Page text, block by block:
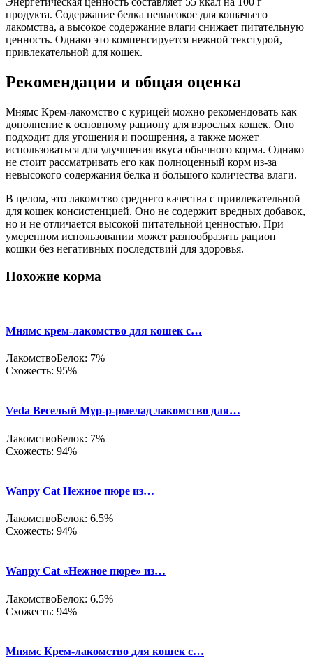
продукта. Содержание белка невысокое для кошачьего
лакомства, а высокое содержание влаги снижает питательную
ценность. Однако это компенсируется нежной текстурой,
привлекательной для кошек.
Рекомендации и общая оценка
Мнямс Крем-лакомство с курицей можно рекомендовать как
дополнение к основному рациону для взрослых кошек. Оно
подходит для угощения и поощрения, а также может
использоваться для улучшения вкуса обычного корма. Однако
не стоит рассматривать его как полноценный корм из-за
невысокого содержания белка и большого количества влаги.
В целом, это лакомство среднего качества с привлекательной
для кошек консистенцией. Оно не содержит вредных добавок,
но и не отличается высокой питательной ценностью. При
умеренном использовании может разнообразить рацион
кошки без негативных последствий для здоровья.
Похожие корма
Мнямс крем-лакомство для кошек с…
ЛакомствоБелок: 7%
Схожесть: 95%
Veda Веселый Мур-р-рмелад лакомство для…
ЛакомствоБелок: 7%
Схожесть: 94%
Wanpy Cat Нежное пюре из…
ЛакомствоБелок: 6.5%
Схожесть: 94%
Wanpy Cat «Нежное пюре» из…
ЛакомствоБелок: 6.5%
Схожесть: 94%
Мнямс Крем-лакомство для кошек с…